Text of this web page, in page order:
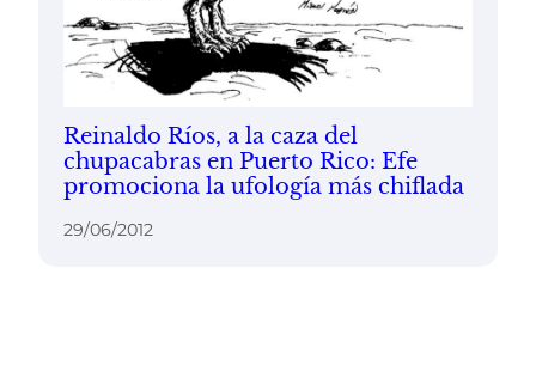
Reinaldo Ríos, a la caza del
chupacabras en Puerto Rico: Efe
promociona la ufología más chiflada
29/06/2012